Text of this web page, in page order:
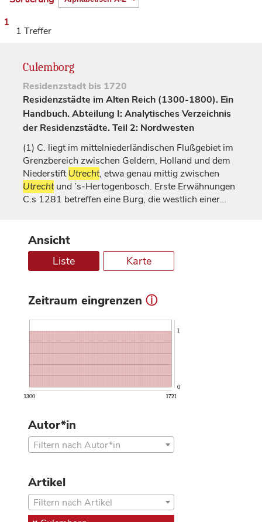
1
1 Treffer
Culemborg
Residenzstadt bis 1720
Residenzstädte im Alten Reich (1300-1800). Ein
Handbuch. Abteilung I: Analytisches Verzeichnis
der Residenzstädte. Teil 2: Nordwesten
(1) C. liegt im mittelniederländischen Flußgebiet im
Grenzbereich zwischen Geldern, Holland und dem
NiederstiftUtrecht, etwa genau mittig zwischen
Utrechtund ’s-Hertogenbosch. Erste Erwähnungen
C.s 1281 betreffen eine Burg, die westlich einer…
Ansicht
Liste Karte
Zeitraum eingrenzen ⓘ
1300 1721
0
1
Autor*in
Filtern nach Autor*in
Artikel
Filtern nach Artikel